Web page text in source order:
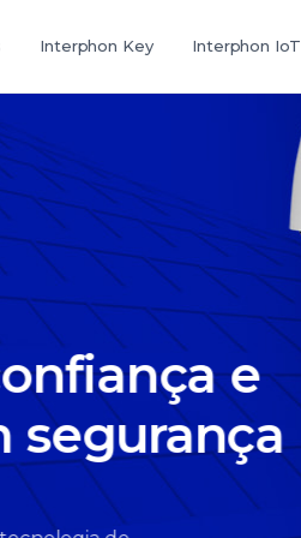
Interphon Key Interphon IoT
e